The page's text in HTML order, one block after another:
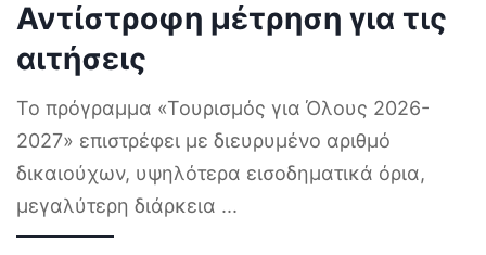
Αντίστροφη μέτρηση για τις
αιτήσεις
Το πρόγραμμα «Τουρισμός για Όλους 2026-
2027» επιστρέφει με διευρυμένο αριθμό
δικαιούχων, υψηλότερα εισοδηματικά όρια,
μεγαλύτερη διάρκεια ...